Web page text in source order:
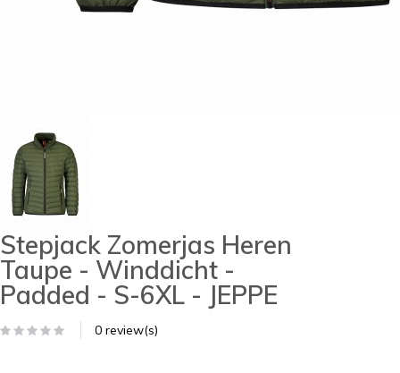
Stepjack Zomerjas Heren
Taupe - Winddicht -
Padded - S-6XL - JEPPE
0 review(s)